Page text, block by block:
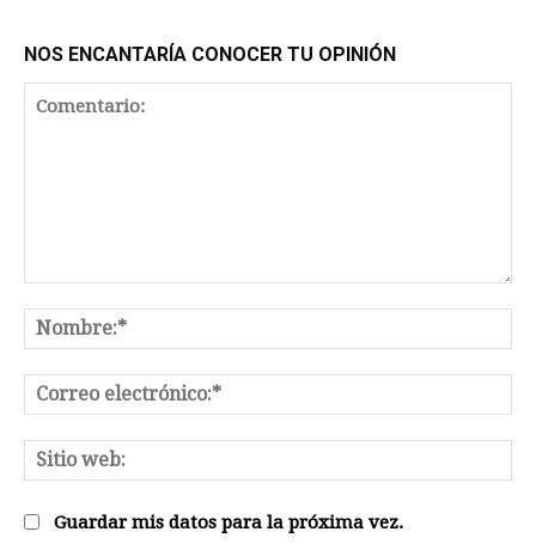
NOS ENCANTARÍA CONOCER TU OPINIÓN
Guardar mis datos para la próxima vez.